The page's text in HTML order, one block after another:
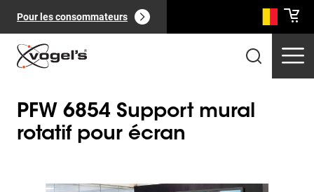
Pour les consommateurs
Produits professionnels (0): Voir tout
PFW 6854 Support mural
rotatif pour écran